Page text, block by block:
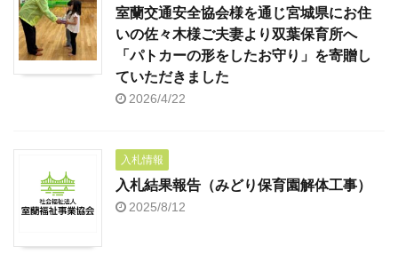
室蘭交通安全協会様を通じ宮城県にお住
いの佐々木様ご夫妻より双葉保育所へ
「パトカーの形をしたお守り」を寄贈し
ていただきました
2026/4/22
入札情報
入札結果報告（みどり保育園解体工事）
2025/8/12